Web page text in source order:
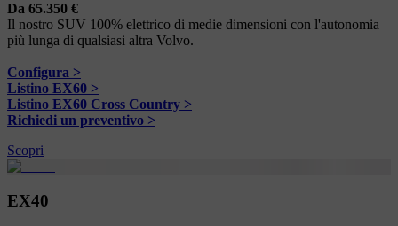
Da 65.350 €
Il nostro SUV 100% elettrico di medie dimensioni con l'autonomia
più lunga di qualsiasi altra Volvo.
Configura >
Listino EX60 >
Listino EX60 Cross Country >
Richiedi un preventivo >
Scopri
EX40